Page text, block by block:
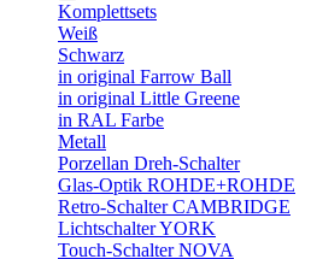
Komplettsets
Weiß
Schwarz
in original Farrow Ball
in original Little Greene
in RAL Farbe
Metall
Porzellan Dreh-Schalter
Glas-Optik ROHDE+ROHDE
Retro-Schalter CAMBRIDGE
Lichtschalter YORK
Touch-Schalter NOVA